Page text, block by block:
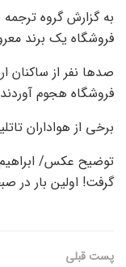
به گزارش گروه
فروشگاه یک برند
صدها نفر از ساکنان
فروشگاه هجوم
برخی از هواداران
توضیح عکس/ ابراهیم
گرفت! اولین بار در
پست قبلی